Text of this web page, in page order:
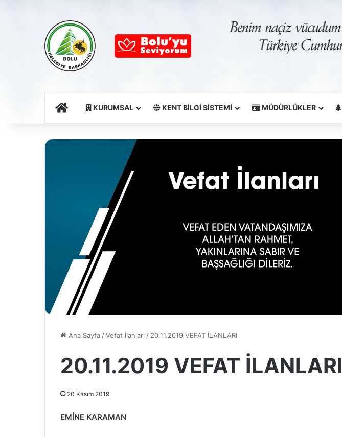
Ana SayfaKURUMSAL KENT BİLGİ SİSTEMİ MÜDÜRLÜKLER
Ana Sayfa/Vefat İlanları / 20.11.2019 VEFAT İLANLARI
20.11.2019 VEFAT İLANLARI
20 Kasım 2019
EMİNE KARAMAN